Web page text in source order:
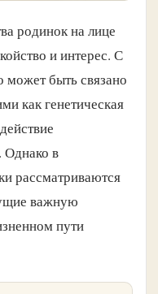
родинок на лице
и интерес. С
может быть связано
как генетическая
Однако в
рассматриваются
важную
пути